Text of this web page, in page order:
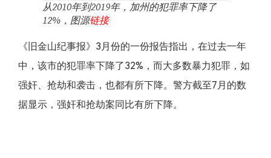
从2010年到2019年，加州的犯罪率下降了
12%，图源链接
《旧金山纪事报》3月份的一份报告指出，在过去一年
中，该市的犯罪率下降了32%，而大多数暴力犯罪，如
强奸、抢劫和袭击，也都有所下降。警方截至7月的数
据显示，强奸和抢劫案同比有所下降。